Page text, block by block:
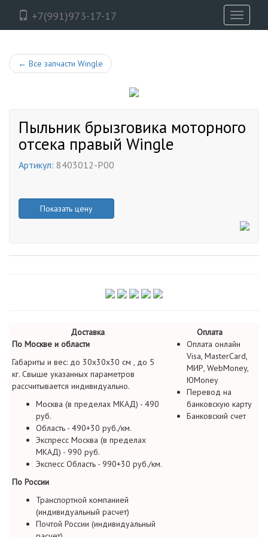
+7(991)973-17-17
Toggle
← Все запчасти Wingle
Пыльник брызговика моторного
отсека правый Wingle
Артикул: 8403012-P00
Показать цену
Доставка
Оплата
По Москве и области
Габариты и вес: до 30х30х30 см , до 5
кг. Свыше указанных параметров
рассчитывается индивидуально.
Москва (в пределах МКАД) - 490
руб.
Область - 490+30 руб./км.
Экспресс Москва (в пределах
МКАД) - 990 руб.
Экспесс Область - 990+30 руб./км.
По России
Транспортной компанией
(индивидуальный расчет)
Почтой России (индивидуальный
Оплата онлайн
Visa, MasterCard,
МИР, WebMoney,
ЮMoney
Перевод на
банковскую карту
Банковский счет